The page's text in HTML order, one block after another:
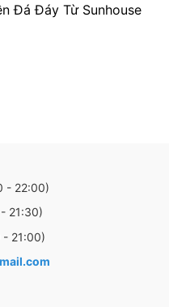
Đá Đáy Từ Sunhouse
- 22:00)
21:30)
21:00)